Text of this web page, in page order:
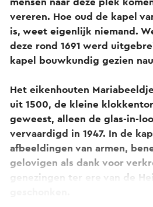
vereren. Hoe oud de kapel
is, weet eigenlijk niemand.
deze rond 1691 werd
kapel bouwkundig gezien
Het eikenhouten
uit 1500, de kleine
geweest, alleen de glas-in-
vervaardigd in 1947. In de
afbeeldingen van armen,
gelovigen als dank voor
genezingen ter ere van de